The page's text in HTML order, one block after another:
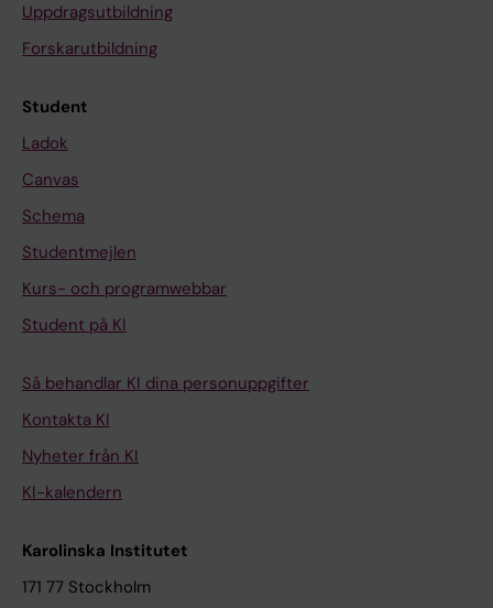
Uppdragsutbildning
Forskarutbildning
Student
Ladok
Canvas
Schema
Studentmejlen
Kurs- och programwebbar
Student på KI
Så behandlar KI dina personuppgifter
Kontakta KI
Nyheter från KI
KI-kalendern
Karolinska Institutet
171 77 Stockholm